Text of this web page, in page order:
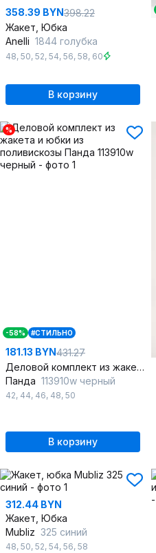
358.39 BYN398.22
Жакет, Юбка
Anelli 1844 голубка
48, 50, 52, 54, 56, 58, 60
В корзину
%
-58% #СТИЛЬНО
181.13 BYN431.27
Деловой комплект из жакета и юбки из поливискозы
Панда 113910w черный
42, 44, 46, 48, 50
В корзину
312.44 BYN
Жакет, Юбка
Mubliz 325 синий
48, 50, 52, 54, 56, 58